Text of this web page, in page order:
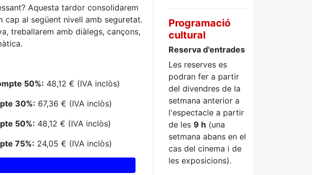
Aquesta tardor consolidarem
al següent nivell amb seguretat.
treballarem amb diàlegs, cançons,
50%: 48,12 € (IVA inclòs)
30%: 67,36 € (IVA inclòs)
50%: 48,12 € (IVA inclòs)
75%: 24,05 € (IVA inclòs)
Programació
cultural
Reserva d'entrades
Les reserves es
podran fer a partir
del divendres de la
setmana anterior a
l'espectacle a partir
de les 9 h (una
setmana abans en el
cas del cinema i de
les exposicions).